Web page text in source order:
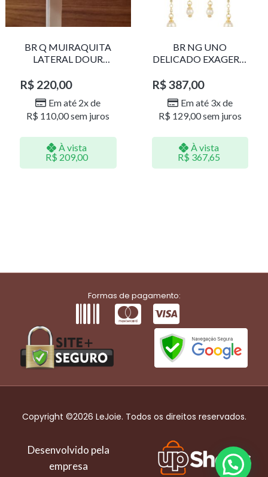
BR Q MUIRAQUITA
LATERAL DOUR
R$ 220,00
Em até 2x de
R$ 110,00sem juros
À vista
R$ 209,00
BR NG UNO
DELICADO EXAGERO
R$387,00
Em até 3x de
R$ 129,00sem juros
À vista
R$ 367,65
Formas de pagamento:
Copyright ©2026 LeJoie. Todos os direitos reservados.
Desenvolvido pela
empresa